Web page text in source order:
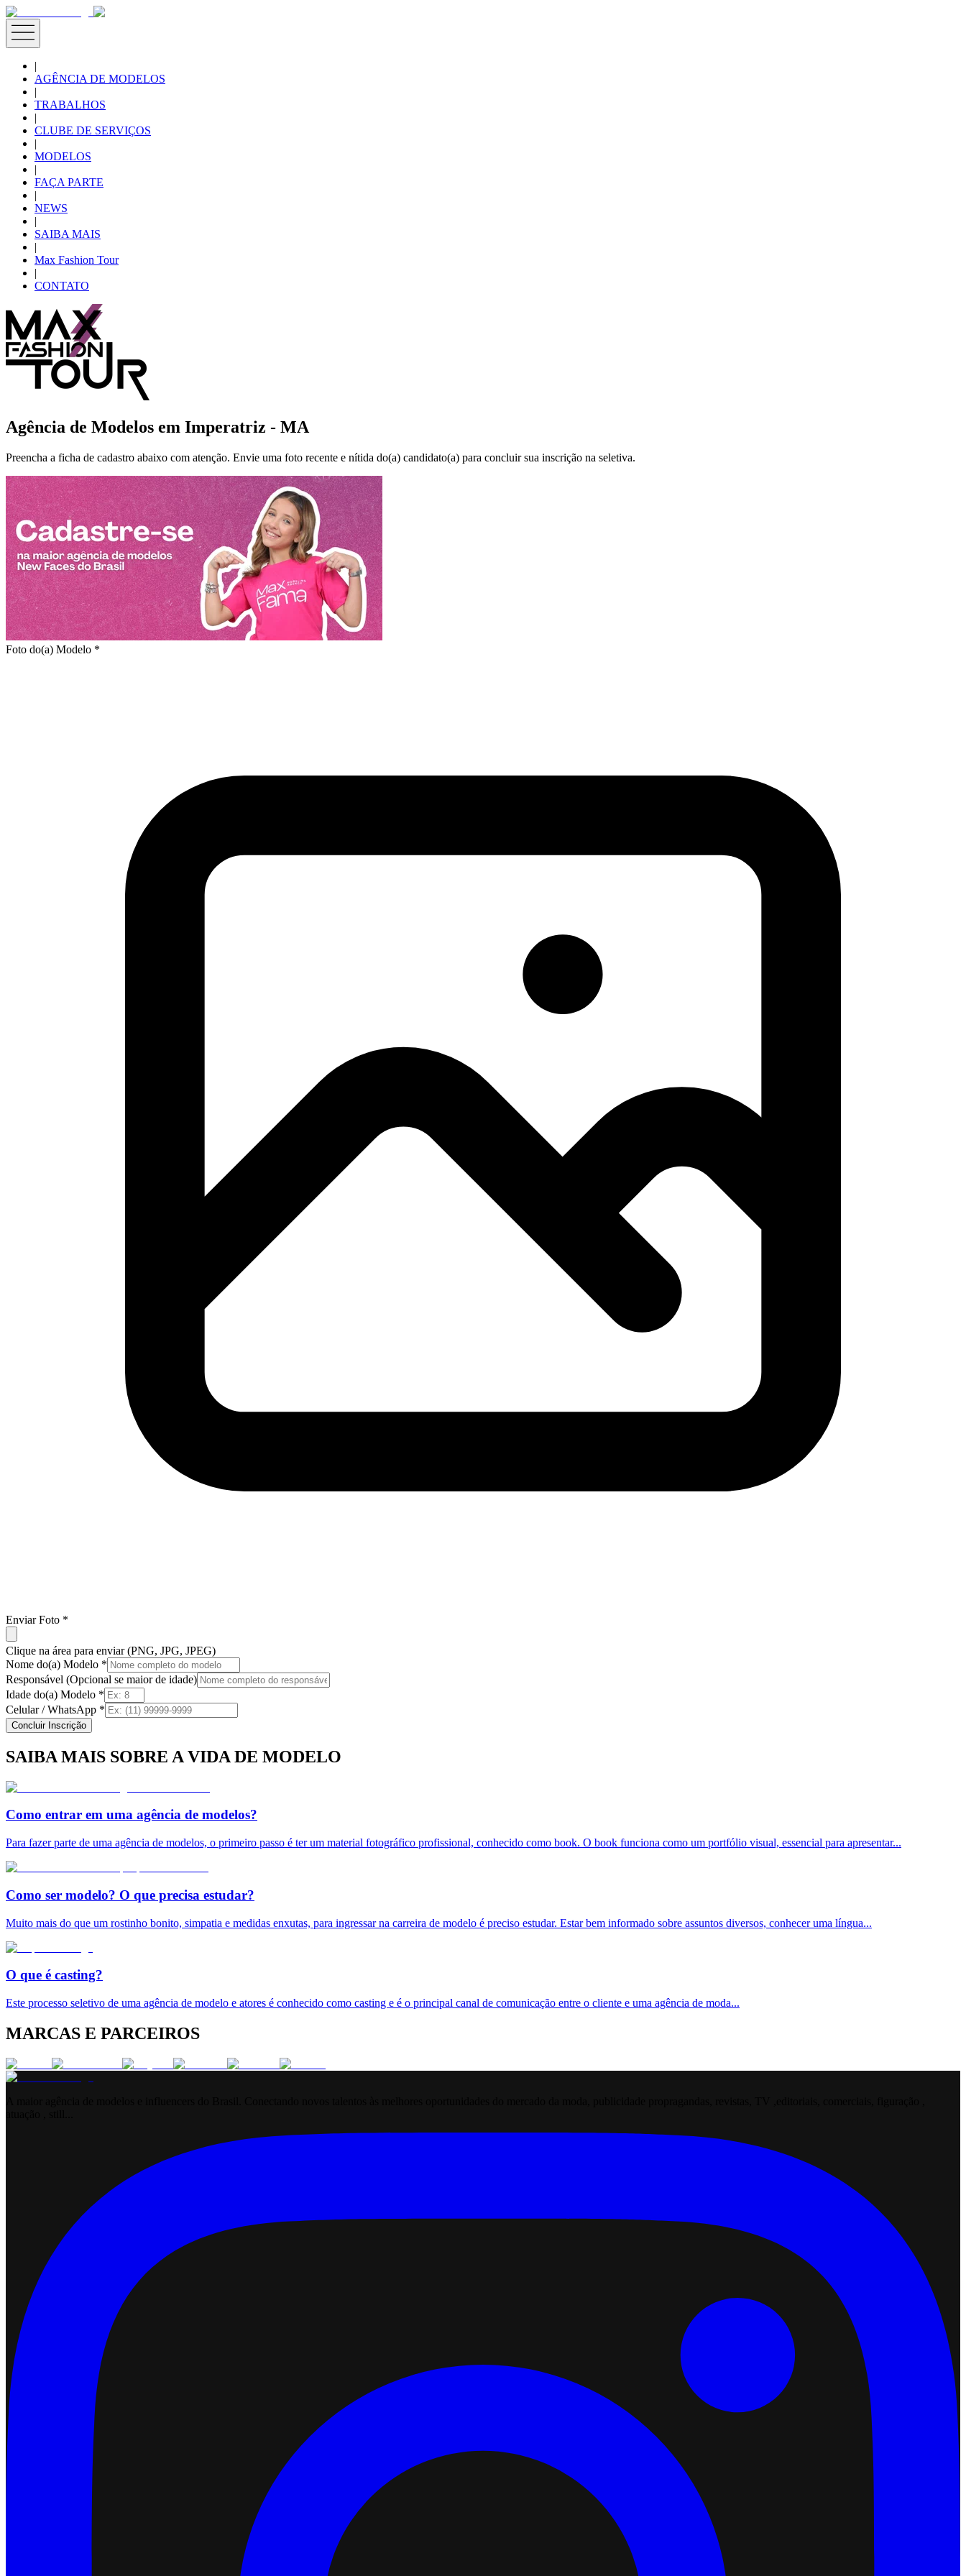
|
AGÊNCIA DE MODELOS
|
TRABALHOS
|
CLUBE DE SERVIÇOS
|
MODELOS
|
FAÇA PARTE
|
NEWS
|
SAIBA MAIS
|
Max Fashion Tour
|
CONTATO
Agência de Modelos em Imperatriz - MA
Preencha a ficha de cadastro abaixo com atenção. Envie uma foto recente e nítida do(a) candidato(a) para concluir sua inscrição na seletiva.
Foto do(a) Modelo *
Enviar Foto *
Clique na área para enviar (PNG, JPG, JPEG)
Nome do(a) Modelo *
Responsável (Opcional se maior de idade)
Idade do(a) Modelo *
Celular / WhatsApp *
Concluir Inscrição
SAIBA MAIS SOBRE A VIDA DE MODELO
Como entrar em uma agência de modelos?
Para fazer parte de uma agência de modelos, o primeiro passo é ter um material fotográfico profissional, conhecido como book. O book funciona como um portfólio visual, essencial para apresentar...
Como ser modelo? O que precisa estudar?
Muito mais do que um rostinho bonito, simpatia e medidas enxutas, para ingressar na carreira de modelo é preciso estudar. Estar bem informado sobre assuntos diversos, conhecer uma língua...
O que é casting?
Este processo seletivo de uma agência de modelo e atores é conhecido como casting e é o principal canal de comunicação entre o cliente e uma agência de moda...
MARCAS E PARCEIROS